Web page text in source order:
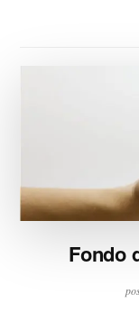
Fondo